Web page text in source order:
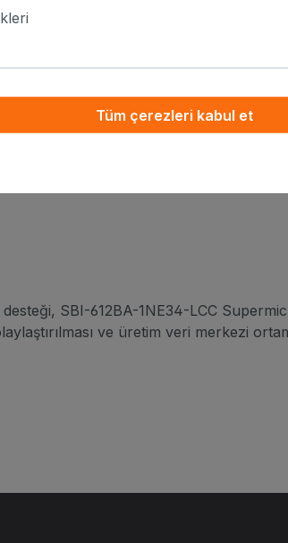
sürekli çalışmaya olanak tanır. Blade
genişletilmesinde
kurumsal yönetimi IPMI 2.0
da içerir, böylece kontrollü yaşam
SBI-612BA-1NE34-LCC
ve üretim veri merkezi
Tüm çerezleri kabul et